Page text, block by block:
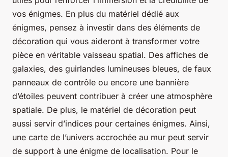
vos énigmes. En plus du matériel dédié aux
énigmes, pensez à investir dans des éléments de
décoration qui vous aideront à transformer votre
pièce en véritable vaisseau spatial. Des affiches de
galaxies, des guirlandes lumineuses bleues, de faux
panneaux de contrôle ou encore une bannière
d’étoiles peuvent contribuer à créer une atmosphère
spatiale. De plus, le matériel de décoration peut
aussi servir d’indices pour certaines énigmes. Ainsi,
une carte de l’univers accrochée au mur peut servir
de support à une énigme de localisation. Pour le